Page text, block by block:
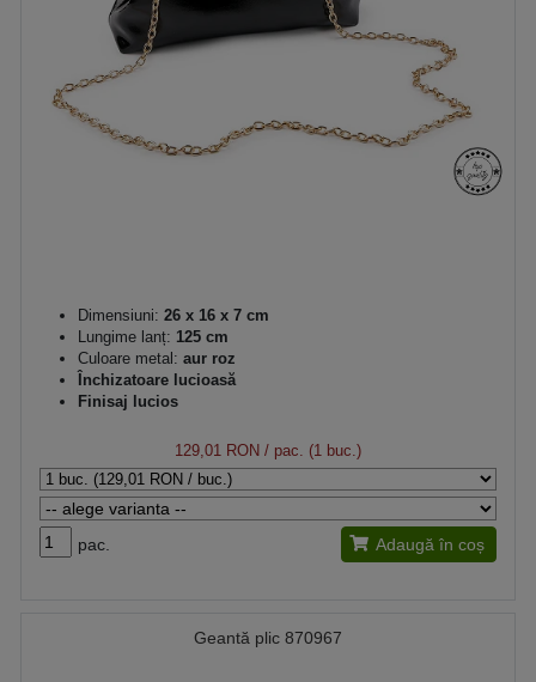
Dimensiuni: 26 x 16 x 7 cm
Lungime lanț: 125 cm
Culoare metal: aur roz
Închizatoare lucioasă
Finisaj lucios
129,01 RON / pac. (1 buc.)
pac. Adaugă în coș
Geantă plic 870967